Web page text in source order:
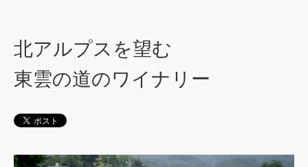
北アルプスを望む
東雲の道のワイナリー